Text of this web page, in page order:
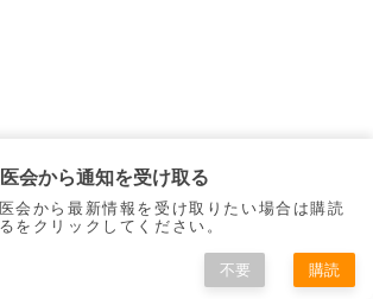
会から通知を受け取る
会から最新情報を受け取りたい場合は購読
をクリックしてください。
不要 購読